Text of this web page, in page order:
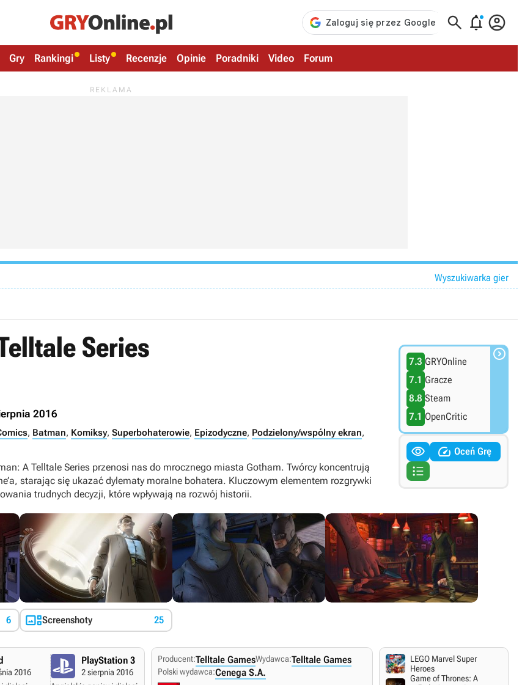
  
Gry Rankingi Listy Recenzje Opinie Poradniki Video Forum
Wyszukiwarka gier
Series
2016
, Batman, Komiksy, Superbohaterowie, Epizodyczne, Podzielony/wspólny ekran,
A Telltale Series przenosi nas do mrocznego miasta Gotham. Twórcy koncentrują
starając się ukazać dylematy moralne bohatera. Kluczowym elementem rozgrywki
trudnych decyzji, które wpływają na rozwój historii.
7.3 GRYOnline
7.1 Gracze
8.8 Steam
7.1 OpenCritic

  Oceń Grę

6 Screenshoty 25
2016
PlayStation 3
2 sierpnia 2016
Xbox One
2 sierpnia 2016
Xbox 360 PC Windows
2 sierpnia 2016
Producent:Telltale GamesWydawca:Telltale Games
Polski wydawca:Cenega S.A.
LEGO Marvel Super
Heroes
Game of Thrones: A